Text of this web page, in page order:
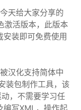
天给大家分享的
激活版本，此版本
装即可免费使用
汉化支持简体中
装包制作工具，该
，不需要学习任
编写XML，操作起